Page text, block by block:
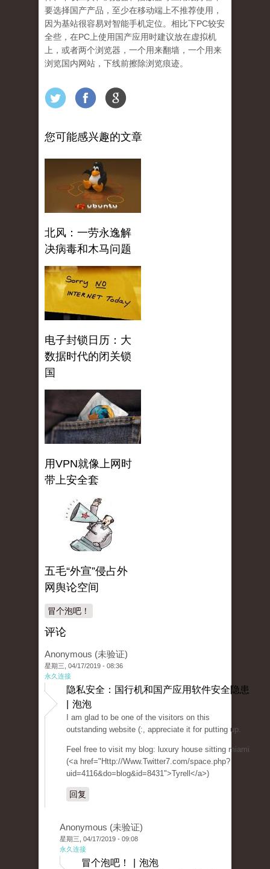
要选择国产产品，至少在移动端上不推荐使用，
因为基站很容易对智能手机定位。相比下PC较安
全些，在PC上使用国产应用时建议放在虚拟机
上，或者两个浏览器，一个用来翻墙，一个用来
浏览国内网站，下线前擦除浏览痕迹。
您可能感兴趣的文章
北风：一劳永逸解
决病毒和木马问题
电子封锁日历：大
数据时代的闭关锁
国
用VPN就像上网时
带上安全套
五毛“外宣”侵占外
网舆论空间
冒个泡吧！
评论
Anonymous (未验证)
星期三, 04/17/2019 - 08:36
永久连接
隐私安全：国行机和国产应用软件安全隐患
| 泡泡
I am glad to be one of the visitors on this
outstanding website (:, appreciate it for putting up.
Feel free to visit my blog: luxury house sitting miami
(<a href="Http://Www.Twitter7.com/space.php?
uid=4116&do=blog&id=8431">Tyrell</a>)
回复
Anonymous (未验证)
星期三, 04/17/2019 - 09:08
永久连接
冒个泡吧！ | 泡泡